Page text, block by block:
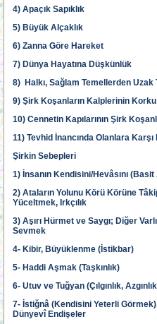
4) Apaçık Sapıklık
5) Büyük Alçaklık
6) Zanna Göre Hareket
7) Dünya Hayatına Düşkünlük
8) Halkı, Sağlam Temellerden Uzak
9) Şirk Koşanların Kalplerinin
10) Cennetin Kapılarının Şirk
11) Tevhid İnancında Olanlara Karşı
Şirkin Sebepleri
1) İnsanın Kendisini/Hevâsını
2) Ataların Yolunu Körü Körüne
Yüceltmek, Irkçılık
3) Aşırı Hürmet ve Saygı; Diğer
Sevmek
4- Kibir, Büyüklenme (İstikbar)
5- Haddi Aşmak (Taşkınlık)
6- Utuv ve Tuğyan (Çılgınlık,
7- İstiğnâ (Kendisini Yeterli
Dünyevî Endişeler